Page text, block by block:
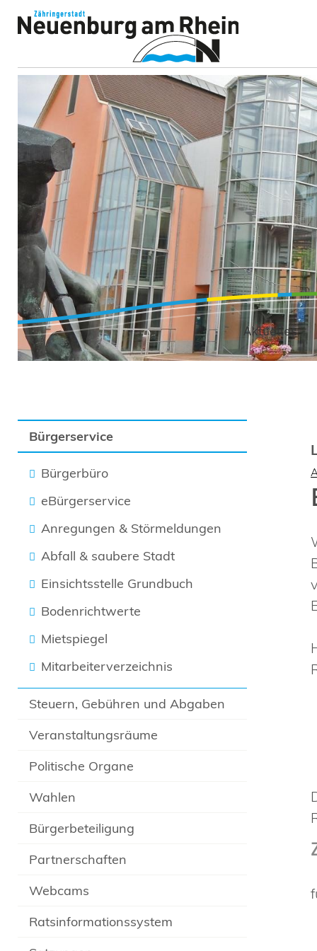
Aktuelles
Bürgerservice
Bürgerbüro
eBürgerservice
Anregungen & Störmeldungen
Abfall & saubere Stadt
Einsichtsstelle Grundbuch
Bodenrichtwerte
Mietspiegel
Mitarbeiterverzeichnis
Steuern, Gebühren und Abgaben
Veranstaltungsräume
Politische Organe
Wahlen
Bürgerbeteiligung
Partnerschaften
Webcams
Ratsinformationssystem